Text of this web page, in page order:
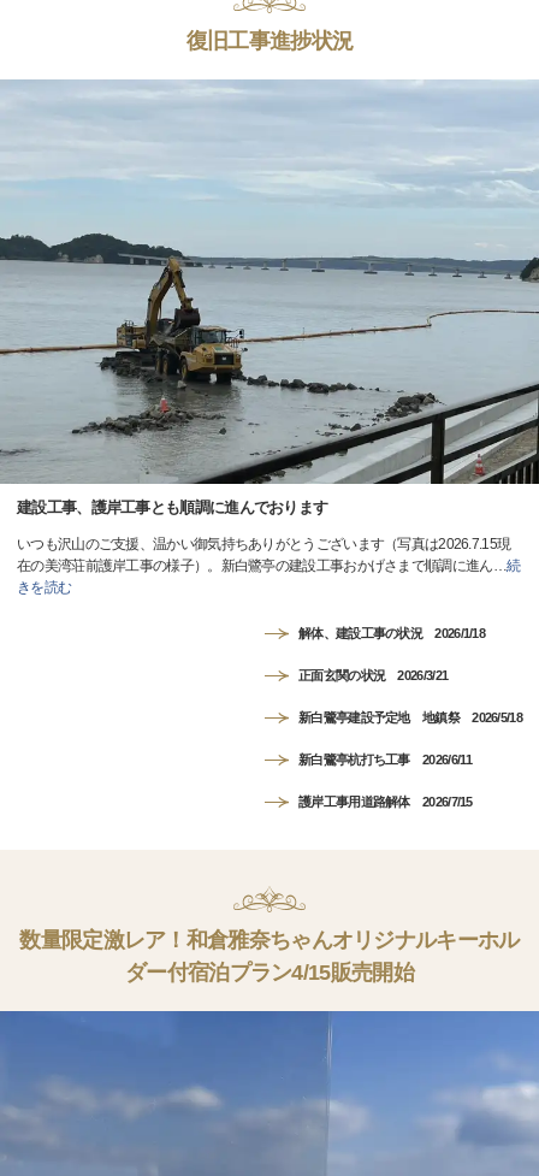
復旧工事進捗状況
建設工事、護岸工事とも順調に進んでおります
いつも沢山のご支援、温かい御気持ちありがとうございます（写真は2026.7.15現
在の美湾荘前護岸工事の様子）。新白鷺亭の建設工事おかげさまで順調に進ん…続
きを読む
解体、建設工事の状況 2026/1/18
正面玄関の状況 2026/3/21
新白鷺亭建設予定地 地鎮祭 2026/5/18
新白鷺亭杭打ち工事 2026/6/11
護岸工事用道路解体 2026/7/15
数量限定激レア！和倉雅奈ちゃんオリジナルキーホル
ダー付宿泊プラン4/15販売開始